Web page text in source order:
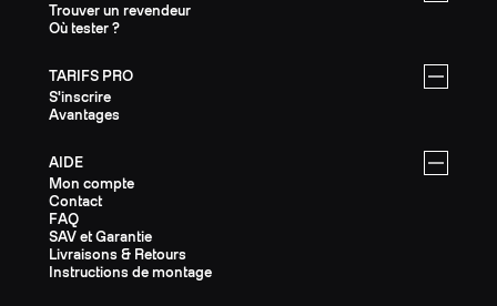
Trouver un revendeur
Où tester ?
TARIFS PRO
S'inscrire
Avantages
AIDE
Mon compte
Contact
FAQ
SAV et Garantie
Livraisons & Retours
Instructions de montage